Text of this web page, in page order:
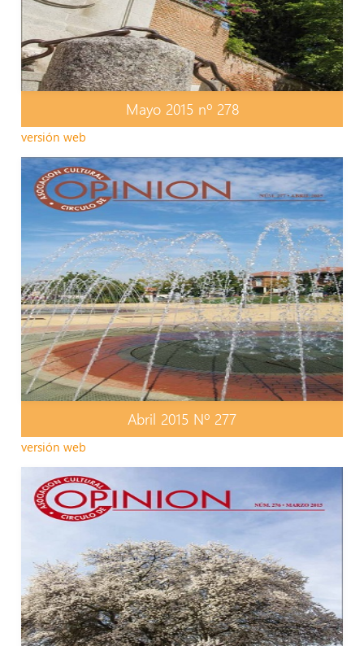
Mayo 2015 nº 278
versión web
Abril 2015 Nº 277
versión web